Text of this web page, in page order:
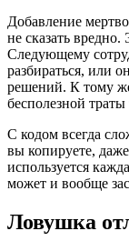
Добавление
не сказать
Следующему
разбираться, или
решений. К тому
бесполезной траты
С кодом всегда
вы копируете,
используется
может и вообще
Ловушка